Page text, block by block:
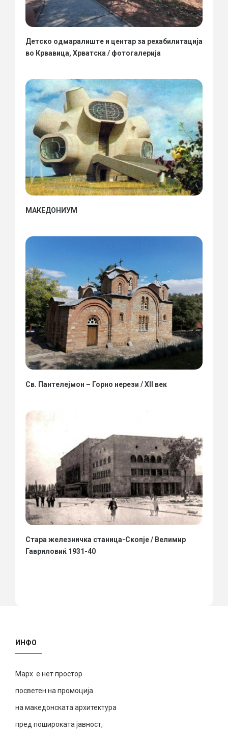
Детско одмаралиште и центар за рехабилитација
во Крвавица, Хрватска / фотогалерија
МАКЕДОНИУМ
Св. Пантелејмон – Горно нерези / XII век
Стара железничка станица-Скопје / Велимир
Гавриловиќ 1931-40
ИНФО
Марх е нет простор
посветен на промоција
на македонската архитектура
пред пошироката јавност,